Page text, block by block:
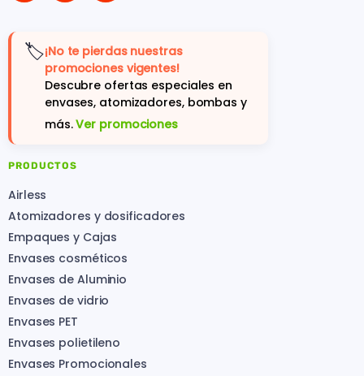
🏷️¡No te pierdas nuestras
promociones vigentes!
Descubre ofertas especiales en
envases, atomizadores, bombas y
más.Ver promociones
PRODUCTOS
Airless
Atomizadores y dosificadores
Empaques y Cajas
Envases cosméticos
Envases de Aluminio
Envases de vidrio
Envases PET
Envases polietileno
Envases Promocionales